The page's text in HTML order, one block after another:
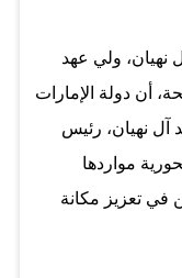
الثروات، حيث
الحقيقي. رافق
آل نهيان نائب
الشيخ نهيان بن
بن سلطان آل
نهيان، ولي عهد
أن دولة الإمارات
آل نهيان، رئيس
مواردها
في تعزيز مكانة